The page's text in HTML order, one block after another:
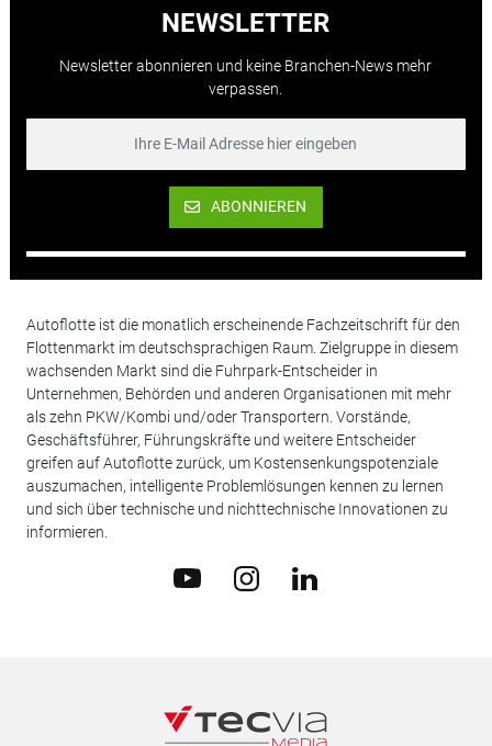
NEWSLETTER
Newsletter abonnieren und keine Branchen-News mehr
verpassen.
ABONNIEREN
Autoflotte ist die monatlich erscheinende Fachzeitschrift für den
Flottenmarkt im deutschsprachigen Raum. Zielgruppe in diesem
wachsenden Markt sind die Fuhrpark-Entscheider in
Unternehmen, Behörden und anderen Organisationen mit mehr
als zehn PKW/Kombi und/oder Transportern. Vorstände,
Geschäftsführer, Führungskräfte und weitere Entscheider
greifen auf Autoflotte zurück, um Kostensenkungspotenziale
auszumachen, intelligente Problemlösungen kennen zu lernen
und sich über technische und nichttechnische Innovationen zu
informieren.